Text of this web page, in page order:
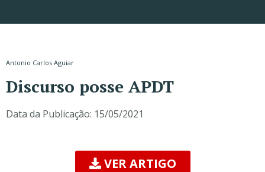
Antonio Carlos Aguiar
Discurso posse APDT
Data da Publicação: 15/05/2021
VER ARTIGO